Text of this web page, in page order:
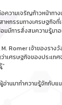
วามเจริญก้าวหน้าทา
หกรรมทางเศรษฐกิจที่
มมีการสั่งสมความรู้มา
Romer เจ้าของราง
าเศรษฐกิจของประเทศ
อ่านมาทำความรู้จักกับ